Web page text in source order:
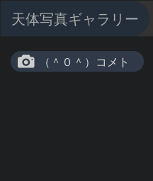
天体写真ギャラリー
（＾０＾）コメト